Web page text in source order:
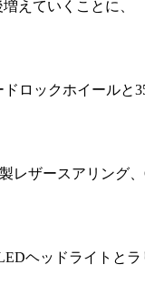
えていくことに、
ロックホイール
レザースアリング
ヘッドライトと